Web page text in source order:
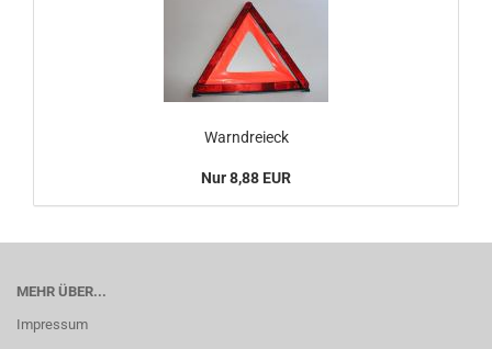
Warndreieck
Nur 8,88 EUR
MEHR ÜBER...
Impressum